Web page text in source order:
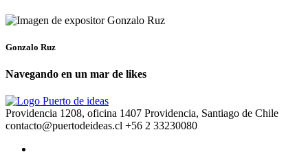
Gonzalo Ruz
Navegando en un mar de likes
Providencia 1208, oficina 1407 Providencia, Santiago de Chile
contacto@puertodeideas.cl +56 2 33230080